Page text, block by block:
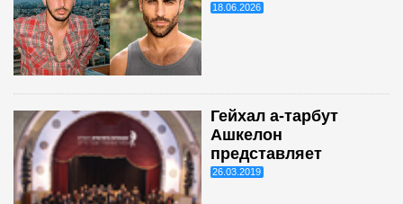
18.06.2026
Гейхал а-тарбут
Ашкелон
представляет
26.03.2019